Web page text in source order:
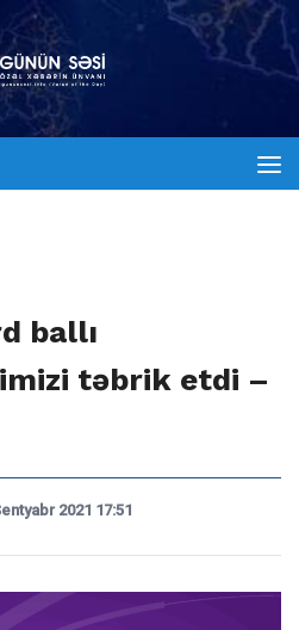
ballı
təbrik etdi –
2021 17:51